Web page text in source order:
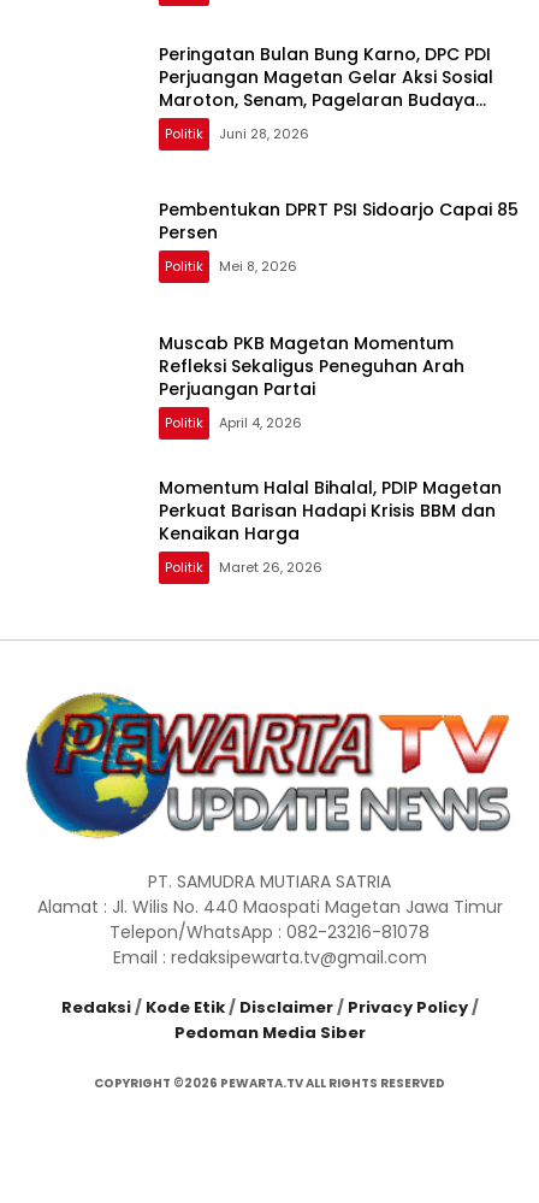
Peringatan Bulan Bung Karno, DPC PDI
Perjuangan Magetan Gelar Aksi Sosial
Maroton, Senam, Pagelaran Budaya
Hingga Diskusi
Politik Juni 28, 2026
Pembentukan DPRT PSI Sidoarjo Capai 85
Persen
Politik Mei 8, 2026
Muscab PKB Magetan Momentum
Refleksi Sekaligus Peneguhan Arah
Perjuangan Partai
Politik April 4, 2026
Momentum Halal Bihalal, PDIP Magetan
Perkuat Barisan Hadapi Krisis BBM dan
Kenaikan Harga
Politik Maret 26, 2026
PT. SAMUDRA MUTIARA SATRIA
Alamat : Jl. Wilis No. 440 Maospati Magetan Jawa Timur
Telepon/WhatsApp : 082-23216-81078
Email : redaksipewarta.tv@gmail.com
Redaksi/ Kode Etik/ Disclaimer/ Privacy Policy/
Pedoman Media Siber
COPYRIGHT ©2026 PEWARTA.TV ALL RIGHTS RESERVED